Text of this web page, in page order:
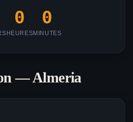
0
HEURES
0
MINUTES
—Almeria